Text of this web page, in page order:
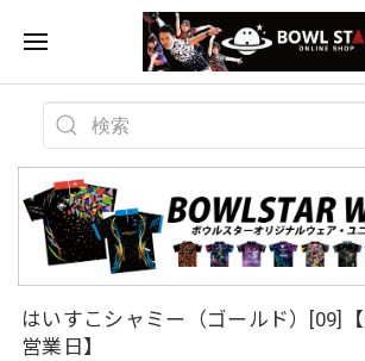
はいすこシャミー（ゴールド）[09]
営業日】